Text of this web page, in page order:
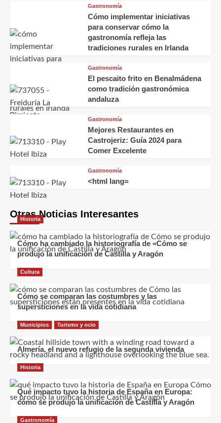
Gastronomía
Cómo implementar iniciativas
para conservar cómo la
gastronomía refleja las
tradiciones rurales en Irlanda
Gastronomía
El pescaito frito en Benalmádena
como tradición gastronómica
andaluza
Gastronomía
Mejores Restaurantes en
Castrojeriz: Guía 2024 para
Comer Excelente
Gastronomía
<html lang=
Otras Noticias Interesantes
Historia
Cómo ha cambiado la historiografía de «Cómo se
produjo la unificación de Castilla y Aragón
Cultura
Cómo se comparan las costumbres y las
supersticiones en la vida cotidiana
Municipios Turismo y ocio
Almería, el nuevo refugio de la segunda vivienda
Historia
Qué impacto tuvo la historia de España en Europa:
cómo se produjo la unificación de Castilla y Aragón
Gastronomía